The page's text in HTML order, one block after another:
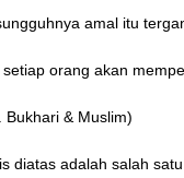
amal itu
setiap orang akan
Bukhari & Muslim)
diatas adalah salah